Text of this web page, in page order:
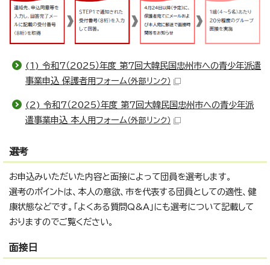
(1) 令和7（2025）年度 第7回大韓民国忠州市への青少年派遣
事業申込 保護者用フォーム （外部リンク）
(2) 令和7（2025）年度 第7回大韓民国忠州市への青少年派
遣事業申込 本人用フォーム （外部リンク）
選考
お申込みいただいた内容と面接によって団員を選考します。
選考のポイントは、本人の意欲、市を代表する団員としての適性、健
康状態などです。「よくある質問Q&A」にも選考について記載して
おりますのでご覧ください。
面接日